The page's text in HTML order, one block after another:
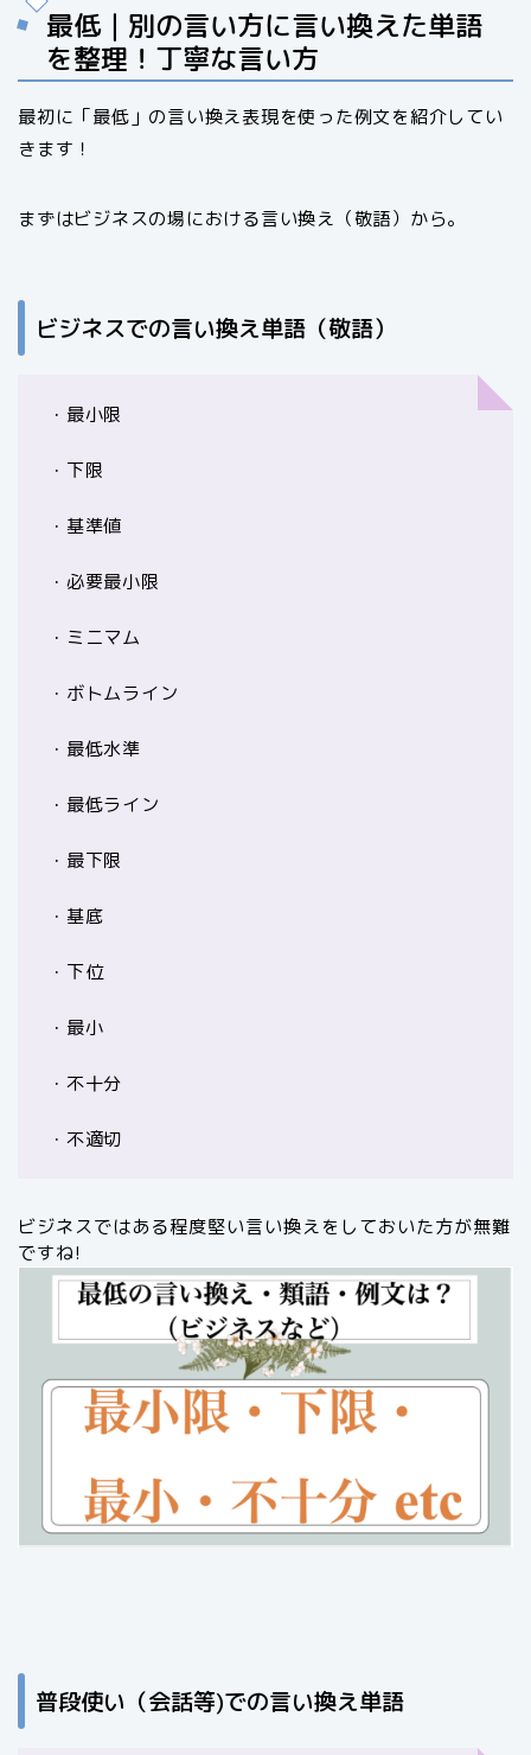
最低｜別の言い方に言い換えた単語
を整理！丁寧な言い方
最初に「最低」の言い換え表現を使った例文を紹介してい
きます！
まずはビジネスの場における言い換え（敬語）から。
ビジネスでの言い換え単語（敬語）
・最小限
・下限
・基準値
・必要最小限
・ミニマム
・ボトムライン
・最低水準
・最低ライン
・最下限
・基底
・下位
・最小
・不十分
・不適切
ビジネスではある程度堅い言い換えをしておいた方が無難
ですね!
普段使い（会話等)での言い換え単語